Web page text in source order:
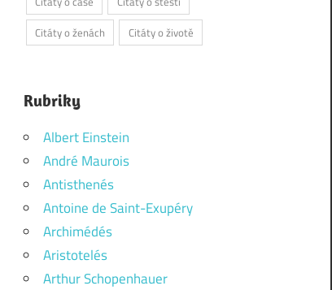
Citáty o ženách
Citáty o životě
Rubriky
Albert Einstein
André Maurois
Antisthenés
Antoine de Saint-Exupéry
Archimédés
Aristotelés
Arthur Schopenhauer